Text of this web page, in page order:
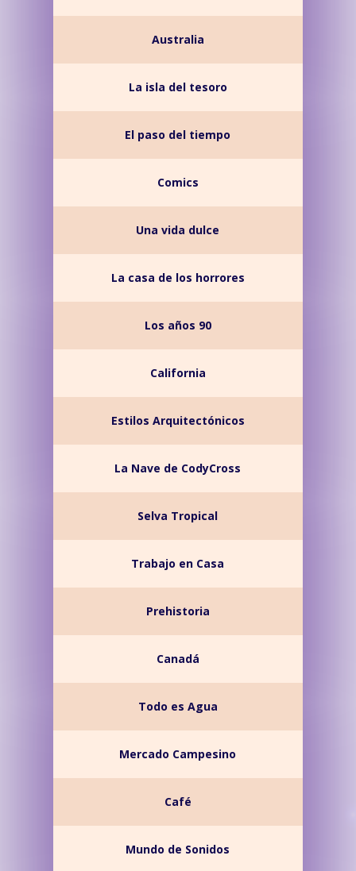
Australia
La isla del tesoro
El paso del tiempo
Comics
Una vida dulce
La casa de los horrores
Los años 90
California
Estilos Arquitectónicos
La Nave de CodyCross
Selva Tropical
Trabajo en Casa
Prehistoria
Canadá
Todo es Agua
Mercado Campesino
Café
Mundo de Sonidos